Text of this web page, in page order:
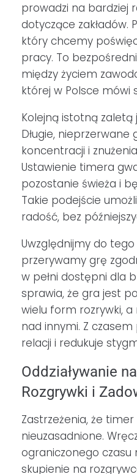
prowadzi na bardziej
dotyczące zakładów.
który chcemy
pracy. To
między życiem
której w Polsce mówi
Kolejną istotną zaletą
Długie,
koncentracji i
Ustawienie timera
pozostanie świeża i
Takie podejście
radość, bez
Uwzględnijmy do tego
przerywamy grę
w pełni dostępni dla
sprawia, że gra jest
wielu form rozrywki,
nad innymi. Z
relacji i redukuje
Oddziaływanie
Rozgrywki i
Zastrzeżenia, że
nieuzasadnione.
ograniczonego czasu
skupienie na